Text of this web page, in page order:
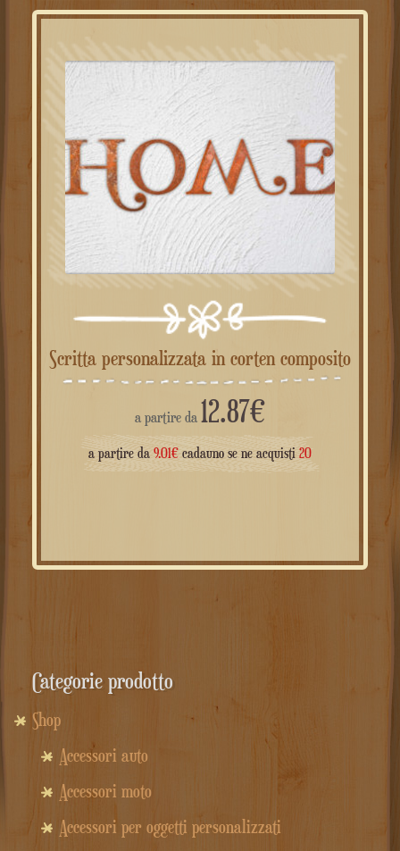
Scritta personalizzata in corten composito
a partire da 12.87€
a partire da 9.01€ cadauno se ne acquisti 20
Categorie prodotto
Shop
Accessori auto
Accessori moto
Accessori per oggetti personalizzati